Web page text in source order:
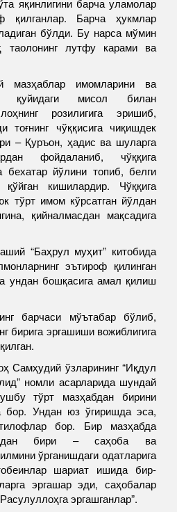
яқинлигини барча уламолар
қилганлар. Барча ҳукмлар
бўлди. Бу нарса мўмин
таолонинг лутфу карами ва
мазҳаблар имомларини ва
қуйидаги мисол билан
розилигига эришиб,
чўққисига чиқишдек
– Қуръон, ҳадис ва шуларга
фойдаланиб, чўққига
бехатар йўлини топиб, белги
кишилардир. Чўққига
тўрт имом кўрсатган йўлдан
қийналмасдан мақсадига
“Баҳрул муҳит” китобида
эътироф қилинган
ундан бошқасига амал қилиш
барчаси мўътабар бўлиб,
бирига эргашиши вожиблигига
Самҳудий ўзларининг “Иқдул
номли асарларида шундай
тўрт мазҳабдан бирини
Ундан юз ўгиришда эса,
бор. Бир мазҳабда
бири – саҳоба ва
ўрганишдаги одатларига
шариат ишида бир-
эргашар эди, саҳобалар
эргашганлар”.